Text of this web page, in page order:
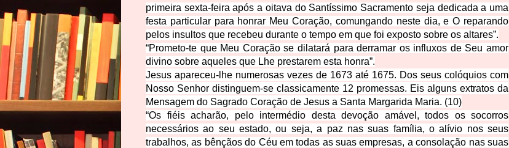
primeira sexta-feira após a oitava do Santíssimo Sacramento seja dedicada a uma
festa particular para honrar Meu Coração, comungando neste dia, e O reparando
pelos insultos que recebeu durante o tempo em que foi exposto sobre os altares”.
“Prometo-te que Meu Coração se dilatará para derramar os influxos de Seu amor
divino sobre aqueles que Lhe prestarem esta honra”.
Jesus apareceu-lhe numerosas vezes de 1673 até 1675. Dos seus colóquios com
Nosso Senhor distinguem-se classicamente 12 promessas. Eis alguns extratos da
Mensagem do Sagrado Coração de Jesus a Santa Margarida Maria. (10)
“Os fiéis acharão, pelo intermédio desta devoção amável, todos os socorros
necessários ao seu estado, ou seja, a paz nas suas família, o alívio nos seus
trabalhos, as bênçãos do Céu em todas as suas empresas, a consolação nas suas